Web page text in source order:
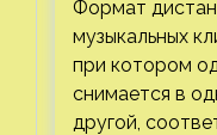
Формат
музыкальных
при котором
снимается в
другой,